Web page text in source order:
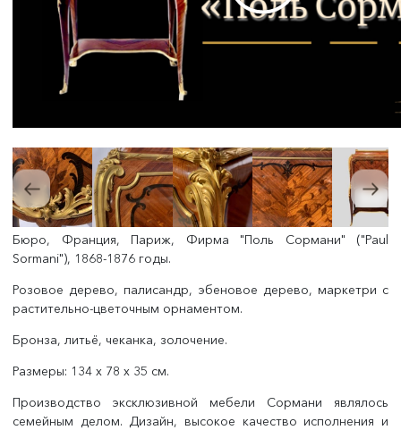
Бюро, Франция, Париж, Фирма "Поль Сормани" ("Paul
Sormani"), 1868-1876 годы.
Розовое дерево, палисандр, эбеновое дерево, маркетри с
растительно-цветочным орнаментом.
Бронза, литьё, чеканка, золочение.
Размеры: 134 х 78 х 35 см.
Производство эксклюзивной мебели Сормани являлось
семейным делом. Дизайн, высокое качество исполнения и